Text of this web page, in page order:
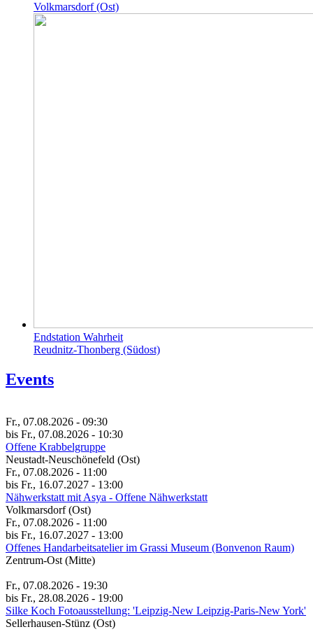
Volkmarsdorf (Ost)
Endstation Wahrheit
Reudnitz-Thonberg (Südost)
Events
Fr., 07.08.2026 - 09:30
bis Fr., 07.08.2026 - 10:30
Offene Krabbelgruppe
Neustadt-Neuschönefeld (Ost)
Fr., 07.08.2026 - 11:00
bis Fr., 16.07.2027 - 13:00
Nähwerkstatt mit Asya - Offene Nähwerkstatt
Volkmarsdorf (Ost)
Fr., 07.08.2026 - 11:00
bis Fr., 16.07.2027 - 13:00
Of­fe­nes Hand­a­r­beit­s­ate­li­er im Gras­si Mu­se­um (Bon­ve­non Raum)
Zentrum-Ost (Mitte)
Fr., 07.08.2026 - 19:30
bis Fr., 28.08.2026 - 19:00
Silke Koch Fotoausstellung: 'Leipzig-New Leipzig-Paris-New York'
Sellerhausen-Stünz (Ost)